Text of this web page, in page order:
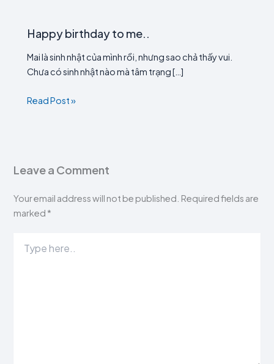
Happy birthday to me..
Mai là sinh nhật của mình rồi, nhưng sao chả thấy vui.
Chưa có sinh nhật nào mà tâm trạng […]
Read Post »
Leave a Comment
Your email address will not be published. Required fields are
marked *
here..